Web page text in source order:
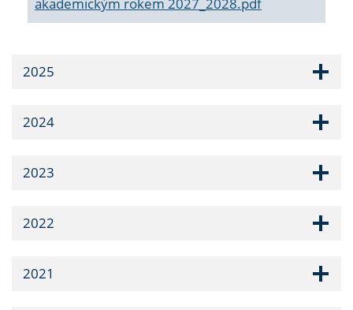
akademickým rokem 2027_2028.pdf
2025
2024
2023
2022
2021